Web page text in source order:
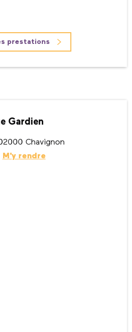
prestations
Gardien
Chavignon
M'y rendre